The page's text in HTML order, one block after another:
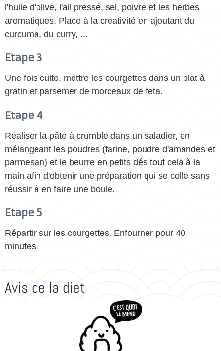
l'huile d'olive, l'ail pressé, sel, poivre et les herbes
aromatiques. Place à la créativité en ajoutant du
curcuma, du curry, ...
Etape 3
Une fois cuite, mettre les courgettes dans un plat à
gratin et parsemer de morceaux de feta.
Etape 4
Réaliser la pâte à crumble dans un saladier, en
mélangeant les poudres (farine, poudre d'amandes et
parmesan) et le beurre en petits dés tout cela à la
main afin d'obtenir une préparation qui se colle sans
réussir à en faire une boule.
Etape 5
Répartir sur les courgettes. Enfourner pour 40
minutes.
Avis de la diet